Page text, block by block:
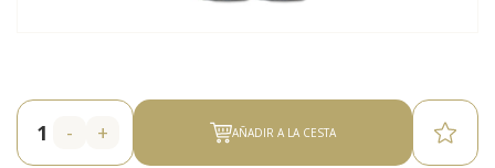
- + AÑADIR A LA CESTA